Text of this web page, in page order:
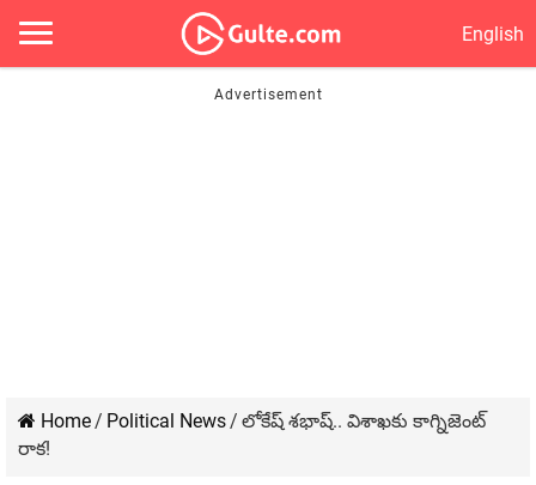
English
Home/ Political News/ లోకేష్ శ‌భాష్‌.. విశాఖ‌కు కాగ్నిజెంట్
రాక‌!